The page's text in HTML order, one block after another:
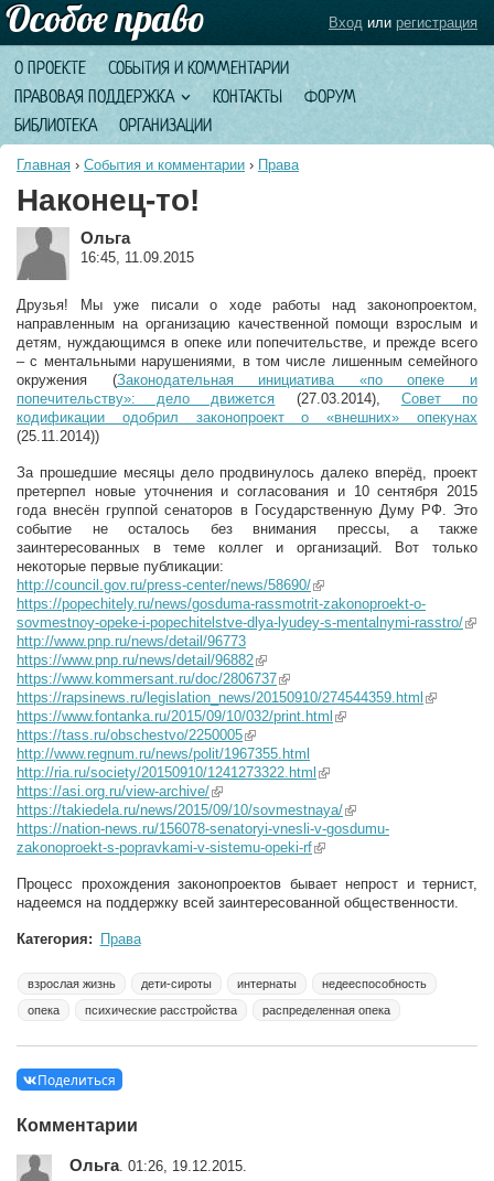
О ПРОЕКТЕ
СОБЫТИЯ И КОММЕНТАРИИ
ПРАВОВАЯ ПОДДЕРЖКА
КОНТАКТЫ
ФОРУМ
БИБЛИОТЕКА
ОРГАНИЗАЦИИ
Вход или регистрация
Главная › События и комментарии › Права
Наконец-то!
Ольга
16:45, 11.09.2015
Друзья! Мы уже писали о ходе работы над законопроектом,
направленным на организацию качественной помощи взрослым и
детям, нуждающимся в опеке или попечительстве, и прежде всего
– с ментальными нарушениями, в том числе лишенным семейного
окружения (Законодательная инициатива «по опеке и
попечительству»: дело движется (27.03.2014), Совет по
кодификации одобрил законопроект о «внешних» опекунах
(25.11.2014))
За прошедшие месяцы дело продвинулось далеко вперёд, проект
претерпел новые уточнения и согласования и 10 сентября 2015
года внесён группой сенаторов в Государственную Думу РФ. Это
событие не осталось без внимания прессы, а также
заинтересованных в теме коллег и организаций. Вот только
некоторые первые публикации:
http://council.gov.ru/press-center/news/58690/(link is external)
https://popechitely.ru/news/gosduma-rassmotrit-zakonoproekt-o-
sovmestnoy-opeke-i-popechitelstve-dlya-lyudey-s-mentalnymi-rasstro/
http://www.pnp.ru/news/detail/96773
https://www.pnp.ru/news/detail/96882(link is external)
https://www.kommersant.ru/doc/2806737(link is external)
https://rapsinews.ru/legislation_news/20150910/274544359.html (link is
https://www.fontanka.ru/2015/09/10/032/print.html (link is external)
https://tass.ru/obschestvo/2250005(link is external)
http://www.regnum.ru/news/polit/1967355.html
http://ria.ru/society/20150910/1241273322.html (link is external)
https://asi.org.ru/view-archive/(link is external)
https://takiedela.ru/news/2015/09/10/sovmestnaya/(link is external)
https://nation-news.ru/156078-senatoryi-vnesli-v-gosdumu-
zakonoproekt-s-popravkami-v-sistemu-opeki-rf(link is external)
Процесс прохождения законопроектов бывает непрост и тернист,
надеемся на поддержку всей заинтересованной общественности.
Категория: Права
взрослая жизнь дети-сироты интернаты
недееспособность
опека
психические расстройства распределенная опека
Поделиться
Комментарии
Ольга. 01:26, 19.12.2015.